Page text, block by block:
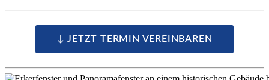
↓ JETZT TERMIN VEREINBAREN